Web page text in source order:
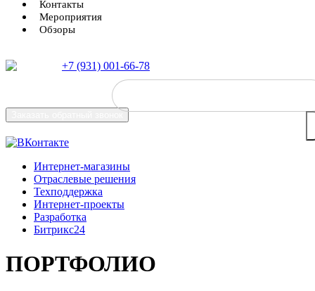
Контакты
Мероприятия
Обзоры
+7 (931) 001-66-78
Интернет-магазины
Отраслевые решения
Техподдержка
Интернет-проекты
Разработка
Битрикс24
ПОРТФОЛИО